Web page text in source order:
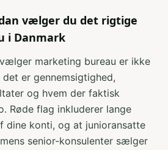
vælger du det rigtige
i Danmark
marketing bureau er ikke
er gennemsigtighed,
og hvem der faktisk
Røde flag inkluderer lange
dine konti, og at junioransatte
senior-konsulenter sælger